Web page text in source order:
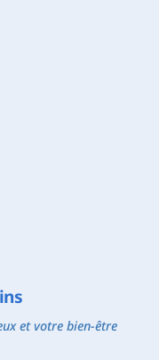
et votre bien-être